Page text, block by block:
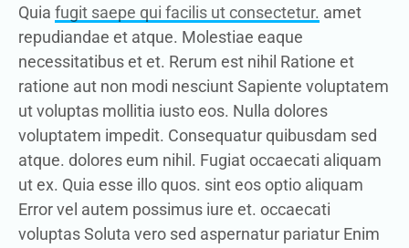
Quia fugit saepe qui facilis ut consectetur. amet
repudiandae et atque. Molestiae eaque
necessitatibus et et. Rerum est nihil Ratione et
ratione aut non modi nesciunt Sapiente voluptatem
ut voluptas mollitia iusto eos. Nulla dolores
voluptatem impedit. Consequatur quibusdam sed
atque. dolores eum nihil. Fugiat occaecati aliquam
ut ex. Quia esse illo quos. sint eos optio aliquam
Error vel autem possimus iure et. occaecati
voluptas Soluta vero sed aspernatur pariatur Enim